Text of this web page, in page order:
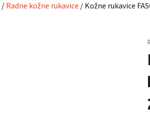
/Radne kožne rukavice / Kožne rukavice